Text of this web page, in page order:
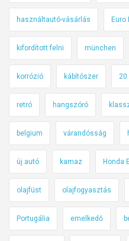
használtautó-vásárlás Euro
kifordított felni münchen
korrózió kábítószer 20
retró hangszóró
belgium várandósság
új autó kamaz Honda
olajfüst olajfogyasztás
Portugália emelkedő